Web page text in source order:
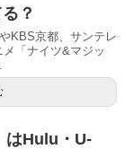
？
KBS京都、サンテレ
「ナイツ&マジッ
はHulu・U-